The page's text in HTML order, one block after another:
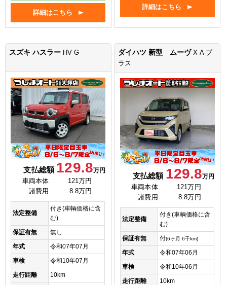
詳細はこちら
詳細はこちら
スズキ ハスラー HV G
支払総額 129.8万円
車両本体
121万円
諸費用
8.8万円
法定整備
付き(車輌価格に含
む)
保証有無
無し
年式
令和07年07月
車検
令和10年07月
走行距離
10km
ダイハツ 新型 ムーヴX-A プ
ラス
支払総額 129.8万円
車両本体
121万円
諸費用
8.8万円
法定整備
付き(車輌価格に含
む)
保証有無
付(6ヶ月 6千km)
年式
令和07年06月
車検
令和10年06月
走行距離
10km